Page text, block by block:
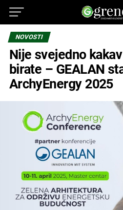
NOVOSTI
Nije svejedno
birate – GEALAN
ArchyEnergy 2025